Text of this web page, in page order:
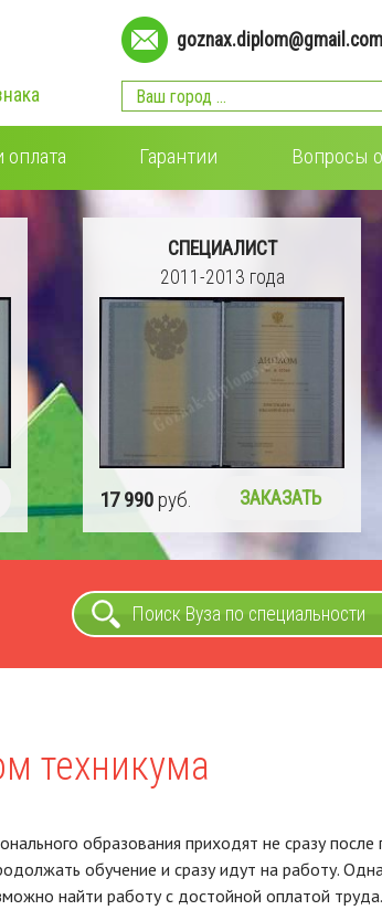
goznax.diplom@gmail.com
оплата Гарантии Вопросы
СПЕЦИАЛИСТ
2009-2011 года
17 990 руб. ЗАКАЗАТЬ
Поиск Вуза по специальности
техникума
образования приходят не сразу
обучение и сразу идут на работу.
найти работу с достойной оплатой